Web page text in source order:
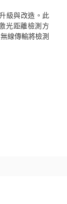
級與改造。此
光距離檢測方
線傳輸將檢測